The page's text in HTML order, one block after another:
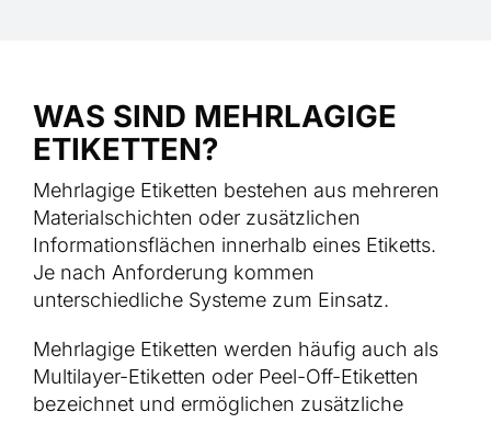
WAS SIND MEHRLAGIGE
ETIKETTEN?
Mehrlagige Etiketten bestehen aus mehreren
Materialschichten oder zusätzlichen
Informationsflächen innerhalb eines Etiketts.
Je nach Anforderung kommen
unterschiedliche Systeme zum Einsatz.
Mehrlagige Etiketten werden häufig auch als
Multilayer-Etiketten oder Peel-Off-Etiketten
bezeichnet und ermöglichen zusätzliche